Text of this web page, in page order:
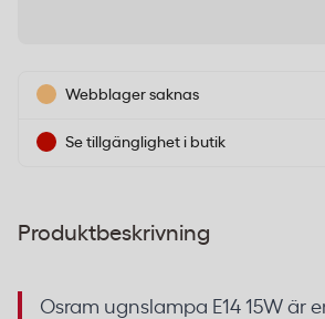
Webblager saknas
Se tillgänglighet i butik
Produktbeskrivning
Osram ugnslampa E14 15W är